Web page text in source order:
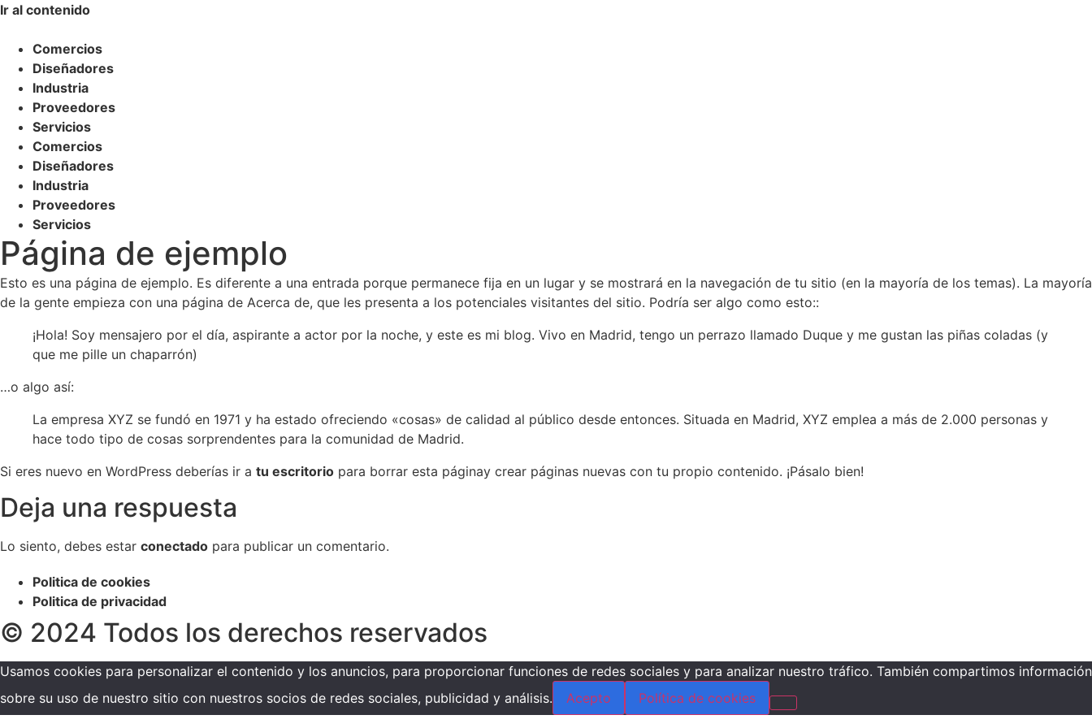
Ir al contenido
Comercios
Diseñadores
Industria
Proveedores
Servicios
Comercios
Diseñadores
Industria
Proveedores
Servicios
Página de ejemplo
Esto es una página de ejemplo. Es diferente a una entrada porque permanece fija en un lugar y se mostrará en la navegación de tu sitio (en la mayoría de los temas). La mayoría
de la gente empieza con una página de Acerca de, que les presenta a los potenciales visitantes del sitio. Podría ser algo como esto::
¡Hola! Soy mensajero por el día, aspirante a actor por la noche, y este es mi blog. Vivo en Madrid, tengo un perrazo llamado Duque y me gustan las piñas coladas (y
que me pille un chaparrón)
…o algo así:
La empresa XYZ se fundó en 1971 y ha estado ofreciendo «cosas» de calidad al público desde entonces. Situada en Madrid, XYZ emplea a más de 2.000 personas y
hace todo tipo de cosas sorprendentes para la comunidad de Madrid.
Si eres nuevo en WordPress deberías ir a tu escritorio para borrar esta páginay crear páginas nuevas con tu propio contenido. ¡Pásalo bien!
Deja una respuesta
Lo siento, debes estar conectado para publicar un comentario.
Politica de cookies
Politica de privacidad
© 2024 Todos los derechos reservados
Usamos cookies para personalizar el contenido y los anuncios, para proporcionar funciones de redes sociales y para analizar nuestro tráfico. También compartimos información
sobre su uso de nuestro sitio con nuestros socios de redes sociales, publicidad y análisis.
Acepto Política de cookies